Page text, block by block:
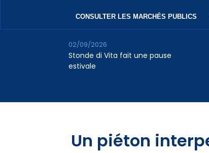
CONSULTER LES MARCHÉS PUBLICS
Stonde di Vita fait une pause
estivale
02/09/2026
Un piéton